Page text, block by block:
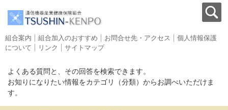
組合案内 組合加入のおすすめ お問合せ先・アクセス
個人情報保護
について
リンク サイトマップ
よくある質問と、その回答を検索できます。
お知りになりたい情報をカテゴリ（分類）からお調べいただけま
す。